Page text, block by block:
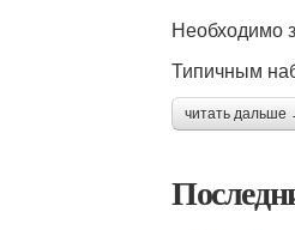
Необходимо
Типичным
читать дальше